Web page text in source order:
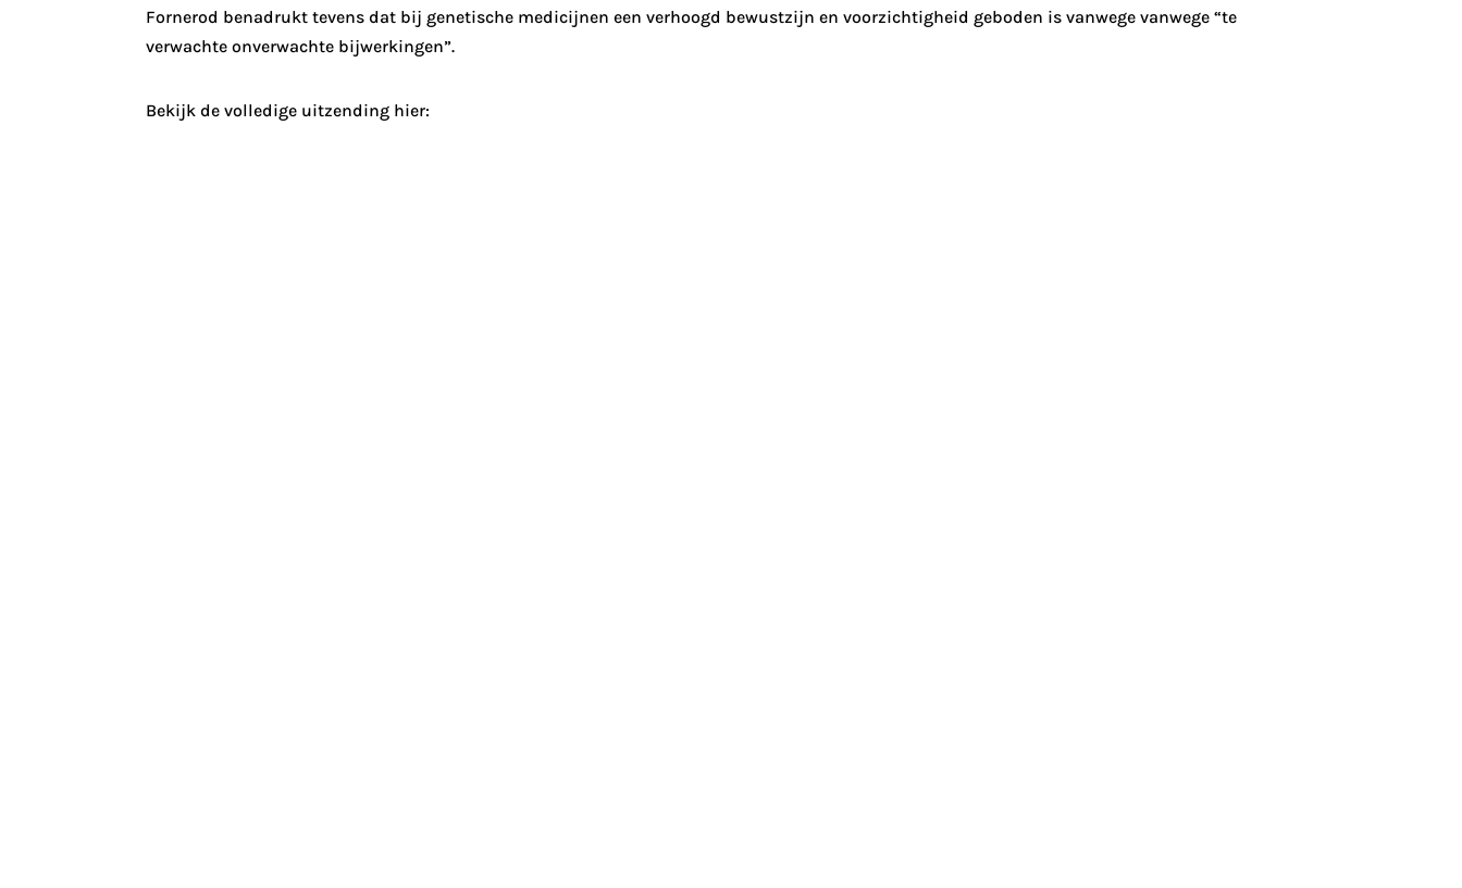
Fornerod benadrukt tevens dat bij genetische medicijnen een verhoogd bewustzijn en voorzichtigheid geboden is vanwege vanwege “te
verwachte onverwachte bijwerkingen”.
Bekijk de volledige uitzending hier: